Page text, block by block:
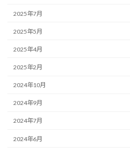
2025年7月
2025年5月
2025年4月
2025年2月
2024年10月
2024年9月
2024年7月
2024年6月